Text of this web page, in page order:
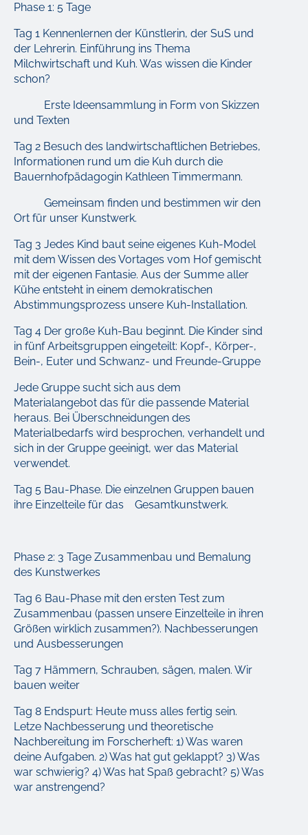
Phase 1: 5 Tage
Tag 1 Kennenlernen der Künstlerin, der SuS und
der Lehrerin. Einführung ins Thema
Milchwirtschaft und Kuh. Was wissen die Kinder
schon?
Erste Ideensammlung in Form von Skizzen
und Texten
Tag 2 Besuch des landwirtschaftlichen Betriebes,
Informationen rund um die Kuh durch die
Bauernhofpädagogin Kathleen Timmermann.
Gemeinsam finden und bestimmen wir den
Ort für unser Kunstwerk.
Tag 3 Jedes Kind baut seine eigenes Kuh-Model
mit dem Wissen des Vortages vom Hof gemischt
mit der eigenen Fantasie. Aus der Summe aller
Kühe entsteht in einem demokratischen
Abstimmungsprozess unsere Kuh-Installation.
Tag 4 Der große Kuh-Bau beginnt. Die Kinder sind
in fünf Arbeitsgruppen eingeteilt: Kopf-, Körper-,
Bein-, Euter und Schwanz- und Freunde-Gruppe
Jede Gruppe sucht sich aus dem
Materialangebot das für die passende Material
heraus. Bei Überschneidungen des
Materialbedarfs wird besprochen, verhandelt und
sich in der Gruppe geeinigt, wer das Material
verwendet.
Tag 5 Bau-Phase. Die einzelnen Gruppen bauen
ihre Einzelteile für das Gesamtkunstwerk.
Phase 2: 3 Tage Zusammenbau und Bemalung
des Kunstwerkes
Tag 6 Bau-Phase mit den ersten Test zum
Zusammenbau (passen unsere Einzelteile in ihren
Größen wirklich zusammen?). Nachbesserungen
und Ausbesserungen
Tag 7 Hämmern, Schrauben, sägen, malen. Wir
bauen weiter
Tag 8 Endspurt: Heute muss alles fertig sein.
Letze Nachbesserung und theoretische
Nachbereitung im Forscherheft: 1) Was waren
deine Aufgaben. 2) Was hat gut geklappt? 3) Was
war schwierig? 4) Was hat Spaß gebracht? 5) Was
war anstrengend?